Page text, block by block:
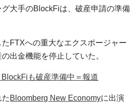
大手のBlockFiは、破産申請の準備
FTXへの重大なエクスポージャー
出金機能を停止していた。
も破産準備中＝報道
Bloomberg New Economyに出演